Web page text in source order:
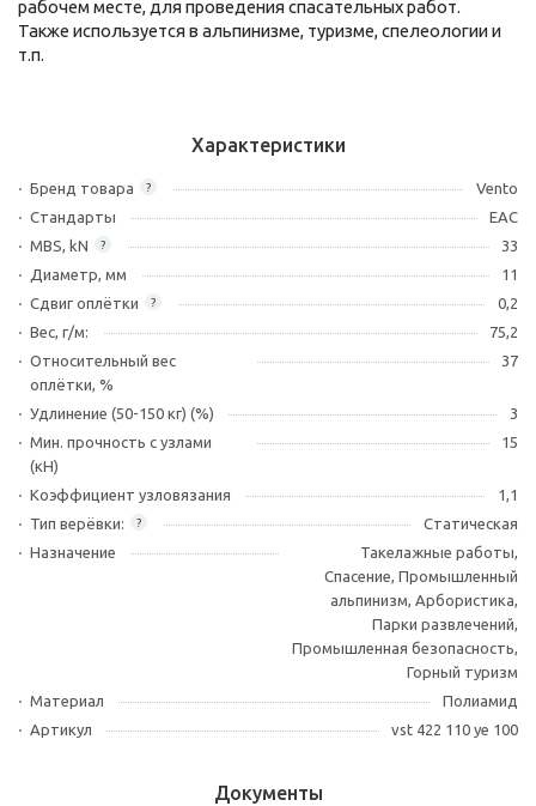
рабочем месте, для проведения спасательных работ.
Также используется в альпинизме, туризме, спелеологии и
т.п.
Характеристики
?
Бренд товара
Vento
Стандарты
ЕАС
?
MBS, kN
33
Диаметр, мм
11
?
Сдвиг оплётки
0,2
Вес, г/м:
75,2
Относительный вес
оплётки, %
37
Удлинение (50-150 кг) (%)
3
Мин. прочность с узлами
(кН)
15
Коэффициент узловязания 1,1
?
Тип верёвки:
Статическая
Назначение
Такелажные работы,
Спасение, Промышленный
альпинизм, Арбористика,
Парки развлечений,
Промышленная безопасность,
Горный туризм
Материал
Полиамид
Артикул
vst 422 110 ye 100
Документы